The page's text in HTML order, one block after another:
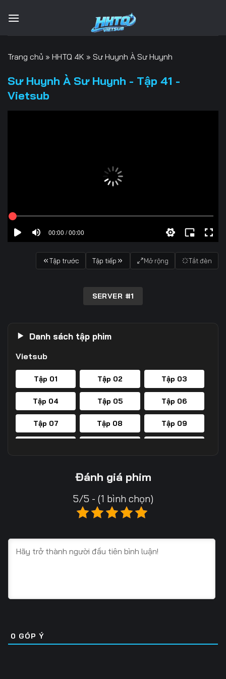
qua
Trang chủ » HHTQ 4K » Sư Huynh À Sư Huynh
Sư Huynh À Sư Huynh - Tập 41 -
Vietsub
00:00 / 00:00
Tập trước Tập tiếp Mở rộng Tắt đèn
SERVER #1
Danh sách tập phim
Vietsub
Tập 01 Tập 02 Tập 03
Tập 04 Tập 05 Tập 06
Tập 07 Tập 08 Tập 09
Tập 20
Tập 25 Tập 26
Tập 31 Tập 32 Tập 33
Tập 37 Tập 38 Tập 39
Đánh giá phim
5/5 - (1 bình chọn)
0 GÓP Ý